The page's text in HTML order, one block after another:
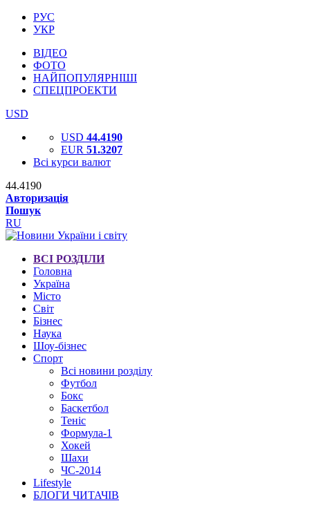
РУС
УКР
ВІДЕО
ФОТО
НАЙПОПУЛЯРНІШІ
СПЕЦПРОЕКТИ
USD
USD 44.4190
EUR 51.3207
Всі курси валют
44.4190
Авторизація
Пошук
RU
ВСІ РОЗДІЛИ
Головна
Україна
Місто
Світ
Бізнес
Наука
Шоу-бізнес
Спорт
Всі новини розділу
Футбол
Бокс
Баскетбол
Теніс
Формула-1
Хокей
Шахи
ЧС-2014
Lifestyle
БЛОГИ ЧИТАЧІВ